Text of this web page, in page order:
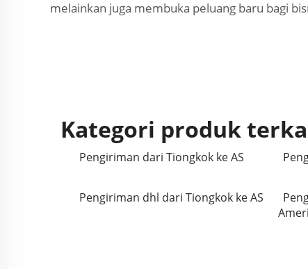
melainkan juga membuka peluang baru bagi
Kategori produk
Pengiriman dari Tiongkok ke AS
Pengiriman dhl dari Tiongkok ke AS